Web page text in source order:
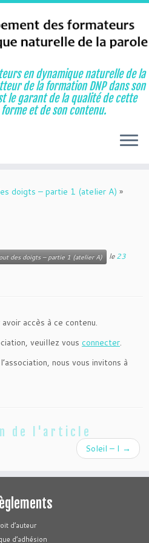
en dynamique naturelle de la
de la formation DNP dans son
le garant de la qualité de cette
et de son contenu.
doigts – partie 1 (atelier A) »
des doigts – partie 1 (atelier A) le23
accès à ce contenu.
veuillez vous connecter.
nous vous invitons à
de l'article
Soleil – I →
d’auteur
d’adhésion